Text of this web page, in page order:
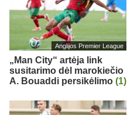
Anglijos Premier League
„Man City“ artėja link
susitarimo dėl marokiečio
A. Bouaddi persikėlimo (1)